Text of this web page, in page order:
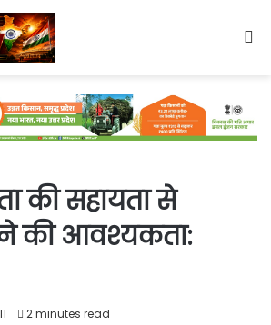
की सहायता से
की आवश्यकता:
11 2 minutes read